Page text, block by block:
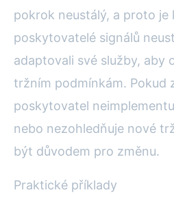
pokrok neustálý, a proto je
poskytovatelé signálů
adaptovali své služby, aby
tržním podmínkám. Pokud
poskytovatel
nebo nezohledňuje nové
být důvodem pro změnu.
Praktické příklady